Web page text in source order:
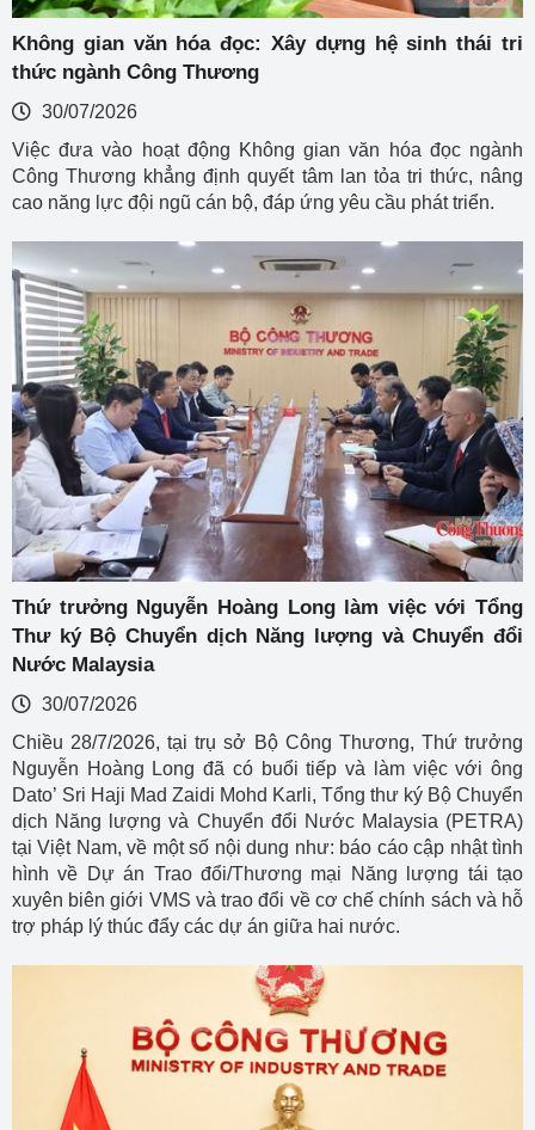
Không gian văn hóa đọc: Xây dựng hệ sinh thái tri
thức ngành Công Thương
30/07/2026
Việc đưa vào hoạt động Không gian văn hóa đọc ngành
Công Thương khẳng định quyết tâm lan tỏa tri thức, nâng
cao năng lực đội ngũ cán bộ, đáp ứng yêu cầu phát triển.
Thứ trưởng Nguyễn Hoàng Long làm việc với Tổng
Thư ký Bộ Chuyển dịch Năng lượng và Chuyển đổi
Nước Malaysia
30/07/2026
Chiều 28/7/2026, tại trụ sở Bộ Công Thương, Thứ trưởng
Nguyễn Hoàng Long đã có buổi tiếp và làm việc với ông
Dato’ Sri Haji Mad Zaidi Mohd Karli, Tổng thư ký Bộ Chuyển
dịch Năng lượng và Chuyển đổi Nước Malaysia (PETRA)
tại Việt Nam, về một số nội dung như: báo cáo cập nhật tình
hình về Dự án Trao đổi/Thương mại Năng lượng tái tạo
xuyên biên giới VMS và trao đổi về cơ chế chính sách và hỗ
trợ pháp lý thúc đẩy các dự án giữa hai nước.